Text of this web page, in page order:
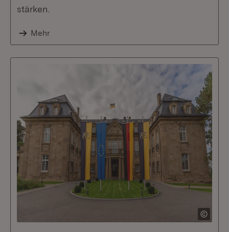
stärken.
Mehr